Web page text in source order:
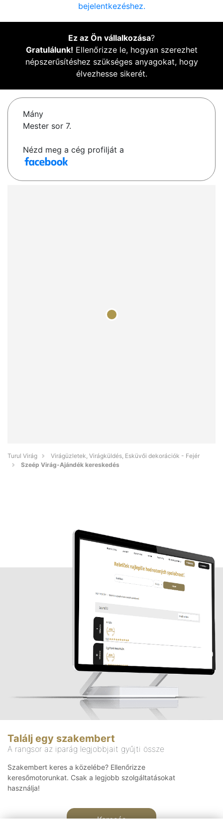
bejelentkezéshez.
Ez az Ön vállalkozása?
Gratulálunk! Ellenőrizze le, hogyan szerezhet
népszerűsítéshez szükséges anyagokat, hogy
élvezhesse sikerét.
Mány
Mester sor 7.
Nézd meg a cég profilját a
Turul Virág
Virágüzletek, Virágküldés, Esküvői dekorációk - Fejér
Szeép Virág-Ajándék kereskedés
Találj egy szakembert
A rangsor az iparág legjobbjait gyűjti össze
Szakembert keres a közelébe? Ellenőrizze
keresőmotorunkat. Csak a legjobb szolgáltatásokat
használja!